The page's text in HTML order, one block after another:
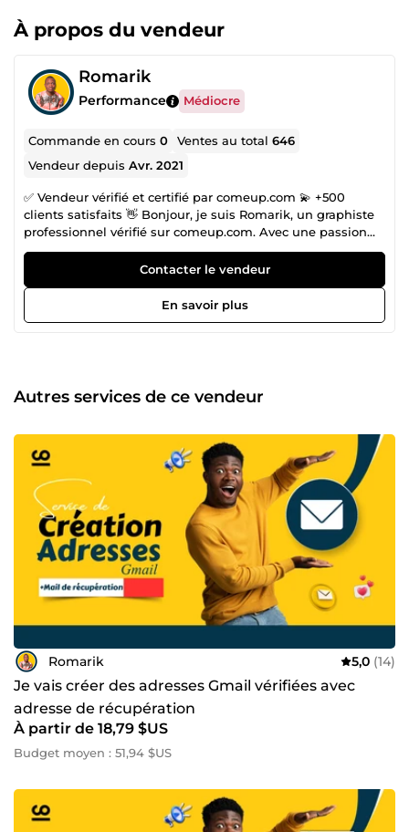
À propos du vendeur
Romarik
Performance Médiocre
Commande en cours0 Ventes au total646
Vendeur depuisAvr. 2021
✅ Vendeur vérifié et certifié par comeup.com 💫 +500
clients satisfaits 👋 Bonjour, je suis Romarik, un graphiste
professionnel vérifié sur comeup.com. Avec une passion
pour la création visuelle, je suis déterminé à donner vie à
vos idées. 🎨 Mon expertise s'étend à divers domaines,
notamment : Mises en page créatives : Je peux transformer
vos documents en des œuvres d'art visuellement
captivantes. Conception de miniatures : Les miniatures
par une expérience solide, une créativité sans limites, et
priorité numéro un, et je m'engage à livrer des résultats
exceptionnels à chaque projet. 📈 Vous avez une vision ?
Laissez-moi la concrétiser pour vous. Discutons de vos
besoins et voyons comment je peux apporter de la valeur à
votre projet. Contactez-moi dès aujourd'hui !
Contacter le vendeur
En savoir plus
Autres services de ce vendeur
Romarik 5,0 (14)
Je vais créer des adresses Gmail vérifiées avec
adresse de récupération
À partir de 18,79 $US
Budget moyen : 51,94 $US